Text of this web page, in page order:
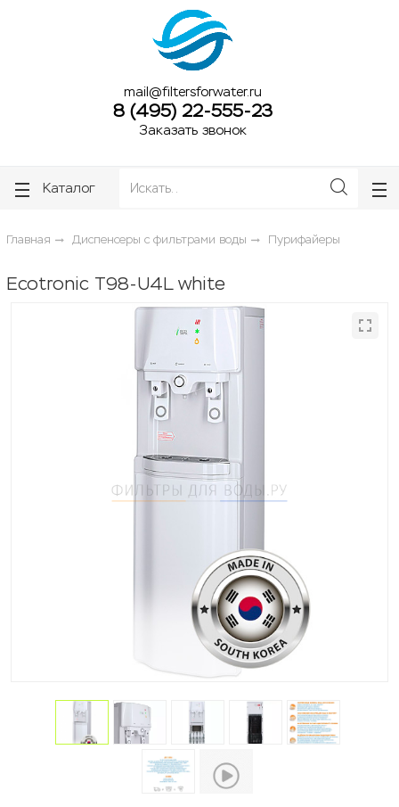
mail@filtersforwater.ru
8 (495) 22-555-23
Заказать звонок
Каталог
Главная Диспенсеры с фильтрами воды Пурифайеры
Ecotronic T98-U4L white